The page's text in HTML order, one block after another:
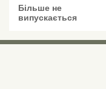
Більше не
випускається